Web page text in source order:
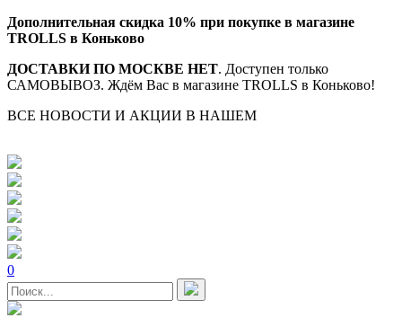
Дополнительная скидка 10% при покупке в магазине
TROLLS в Коньково
ДОСТАВКИ ПО МОСКВЕ НЕТ. Доступен только
САМОВЫВОЗ. Ждём Вас в магазине TROLLS в Коньково!
ВСЕ НОВОСТИ И АКЦИИ В НАШЕМ
0